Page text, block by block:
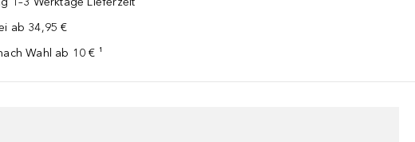
ab 34,95 €
Wahl ab 10 € ¹